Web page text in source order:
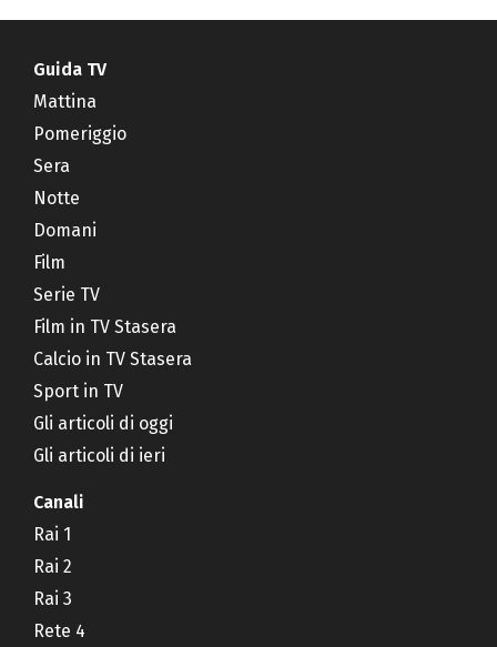
Guida TV
Mattina
Pomeriggio
Sera
Notte
Domani
Film
Serie TV
Film in TV Stasera
Calcio in TV Stasera
Sport in TV
Gli articoli di oggi
Gli articoli di ieri
Canali
Rai 1
Rai 2
Rai 3
Rete 4